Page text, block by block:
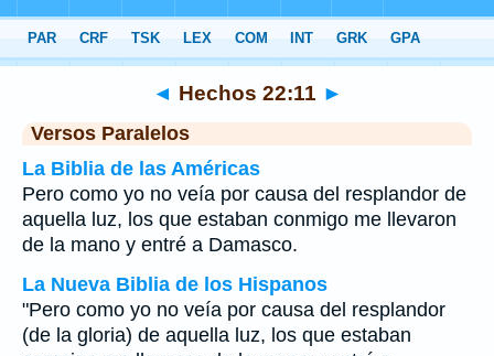
>Hechos Capítulo 22 > Verso 11
◄ Hechos 22:11 ►
Versos Paralelos
La Biblia de las Américas
Pero como yo no veía por causa del resplandor de
aquella luz, los que estaban conmigo me llevaron
de la mano y entré a Damasco.
La Nueva Biblia de los Hispanos
"Pero como yo no veía por causa del resplandor
(de la gloria) de aquella luz, los que estaban